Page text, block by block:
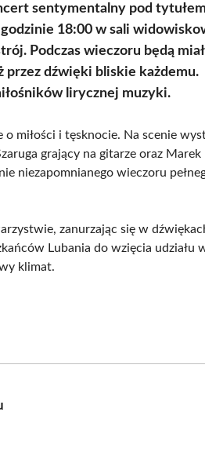
sentymentalny pod tytułem
18:00 w sali
Podczas wieczoru będą
dźwięki bliskie każdemu.
lirycznej muzyki.
miłości i tęsknocie. Na scenie
grający na gitarze oraz Marek
niezapomnianego wieczoru
zanurzając się w
Lubania do wzięcia udziału
klimat.